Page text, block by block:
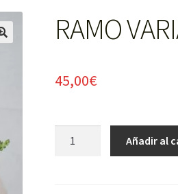
RAMO
45,00€
Añadir al